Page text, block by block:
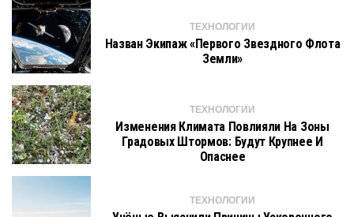
ТЕХНОЛОГИИ
Назван Экипаж «первого Звездного Флота
Земли»
ТЕХНОЛОГИИ
Изменения Климата Повлияли На Зоны
Градовых Штормов: Будут Крупнее И
Опаснее
ТЕХНОЛОГИИ